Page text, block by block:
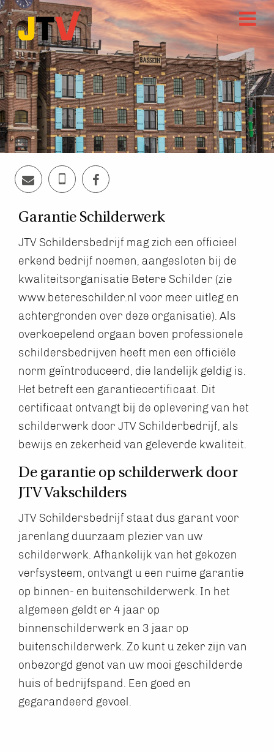
Garantie Schilderwerk
JTV Schildersbedrijf mag zich een officieel
erkend bedrijf noemen, aangesloten bij de
kwaliteitsorganisatie Betere Schilder (zie
www.betereschilder.nl voor meer uitleg en
achtergronden over deze organisatie). Als
overkoepelend orgaan boven professionele
schildersbedrijven heeft men een officiële
norm geïntroduceerd, die landelijk geldig is.
Het betreft een garantiecertificaat. Dit
certificaat ontvangt bij de oplevering van het
schilderwerk door JTV Schilderbedrijf, als
bewijs en zekerheid van geleverde kwaliteit.
De garantie op schilderwerk door
JTV Vakschilders
JTV Schildersbedrijf staat dus garant voor
jarenlang duurzaam plezier van uw
schilderwerk. Afhankelijk van het gekozen
verfsysteem, ontvangt u een ruime garantie
op binnen- en buitenschilderwerk. In het
algemeen geldt er 4 jaar op
binnenschilderwerk en 3 jaar op
buitenschilderwerk. Zo kunt u zeker zijn van
onbezorgd genot van uw mooi geschilderde
huis of bedrijfspand. Een goed en
gegarandeerd gevoel.